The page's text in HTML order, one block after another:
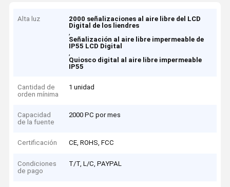
Alta luz
2000 señalizaciones al aire libre del LCD
Digital de los liendres
,
Señalización al aire libre impermeable de
IP55 LCD Digital
,
Quiosco digital al aire libre impermeable
IP55
Cantidad de
orden mínima
1 unidad
Capacidad
de la fuente
2000 PC por mes
Certificación CE, ROHS, FCC
Condiciones
de pago
T/T, L/C, PAYPAL